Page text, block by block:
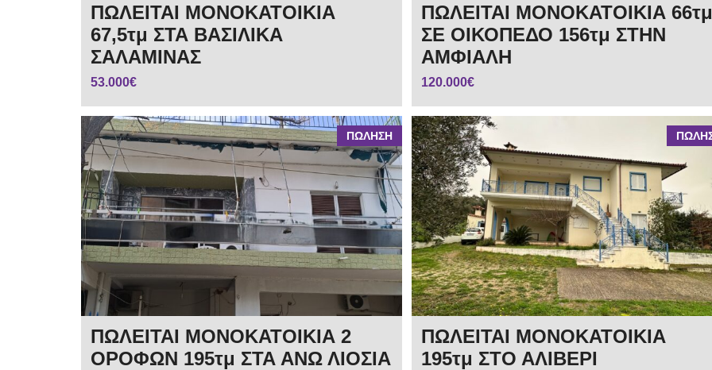
ΠΩΛΕΙΤΑΙ ΜΟΝΟΚΑΤΟΙΚΙΑ
67,5τμ ΣΤΑ ΒΑΣΙΛΙΚΑ
ΣΑΛΑΜΙΝΑΣ
53.000€
ΠΩΛΕΙΤΑΙ ΜΟΝΟΚΑΤΟΙΚΙΑ 66τμ
ΣΕ ΟΙΚΟΠΕΔΟ 156τμ ΣΤΗΝ
ΑΜΦΙΑΛΗ
120.000€
ΠΩΛΗΣΗ
ΠΩΛΕΙΤΑΙ ΜΟΝΟΚΑΤΟΙΚΙΑ 2
ΟΡΟΦΩΝ 195τμ ΣΤΑ ΑΝΩ ΛΙΟΣΙΑ
ΠΩΛΕΙΤΑΙ ΜΟΝΟΚΑΤΟΙΚΙΑ
195τμ ΣΤΟ ΑΛΙΒΕΡΙ